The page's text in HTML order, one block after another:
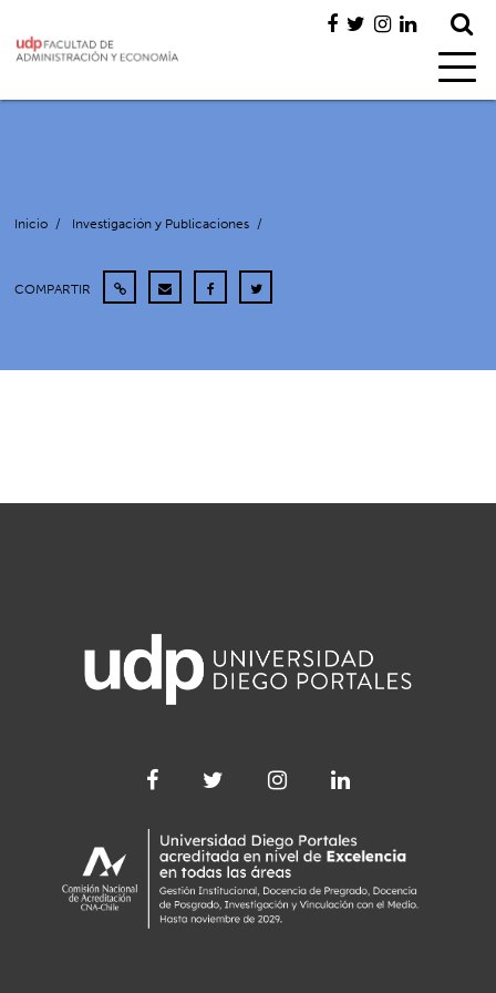
Inicio / Investigación y Publicaciones /
COMPARTIR